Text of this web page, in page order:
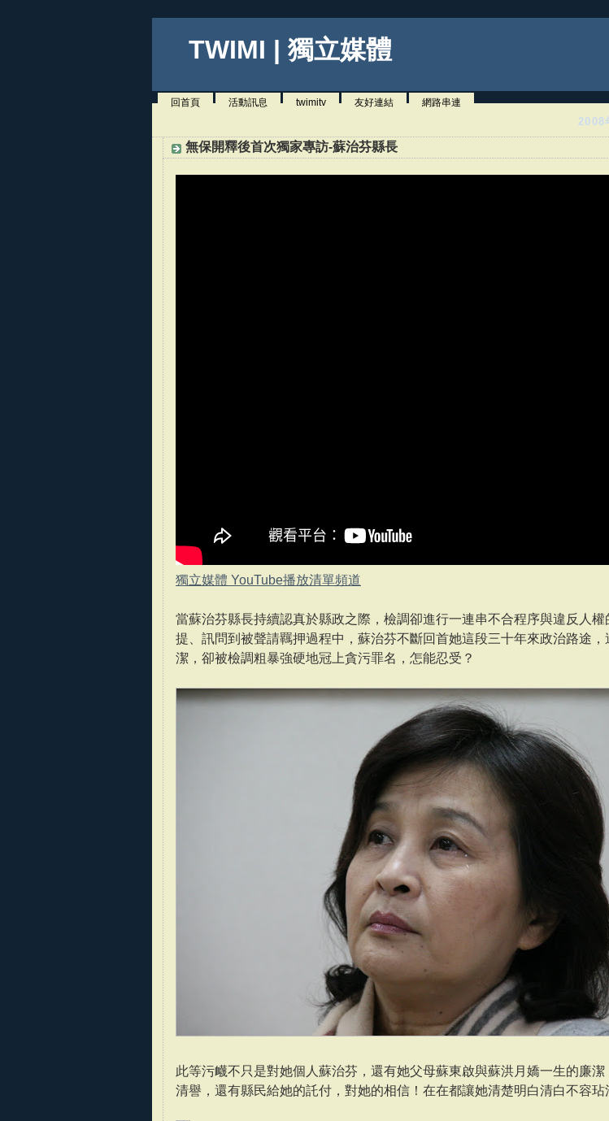
TWIMI | 獨立媒體
回首頁 活動訊息 twimitv 友好連結 網路串連
2008
無保開釋後首次獨家專訪-蘇治芬縣長
獨立媒體 YouTube播放清單頻道
當蘇治芬縣長持續認真於縣政之際，檢調卻進行一連串不合程序與違反人權
提、訊問到被聲請羈押過程中，蘇治芬不斷回首她這段三十年來政治路途，
潔，卻被檢調粗暴強硬地冠上貪污罪名，怎能忍受？
此等污衊不只是對她個人蘇治芬，還有她父母蘇東啟與蘇洪月嬌一生的廉潔
清譽，還有縣民給她的託付，對她的相信！在在都讓她清楚明白清白不容玷